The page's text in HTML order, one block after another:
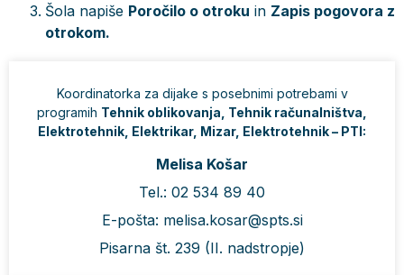
Šola napiše Poročilo o otroku in Zapis pogovora z
otrokom.
Koordinatorka za dijake s posebnimi potrebami v
programih Tehnik oblikovanja, Tehnik računalništva,
Elektrotehnik, Elektrikar, Mizar, Elektrotehnik – PTI:
Melisa Košar
Tel.: 02 534 89 40
E-pošta: melisa.kosar@spts.si
Pisarna št. 239 (II. nadstropje)